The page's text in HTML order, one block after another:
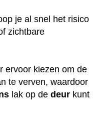
je al snel het risico
zichtbare
ervoor kiezen om de
te verven, waardoor
lak op de deur kunt